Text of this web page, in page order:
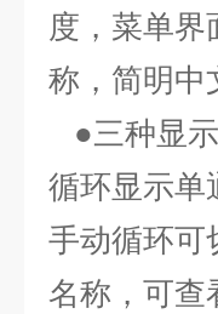
度，菜单
称，简明中
●三种显
循环显示单
手动循环可
名称，可查